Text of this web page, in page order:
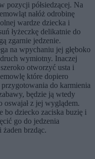
pozycji półsiedzącej. Na
nałóż odrobinę
wardze dziecka i
łyżeczkę delikatnie do
zgarnie jedzenie.
na wpychaniu jej głęboko
wymiotny. Inaczej
otworzyć usta i
które dopiero
do karmienia
będzie ją wtedy
oswajał z jej wyglądem.
bo dziecko zaciska buzię i
go do jedzenia
brzdąc.